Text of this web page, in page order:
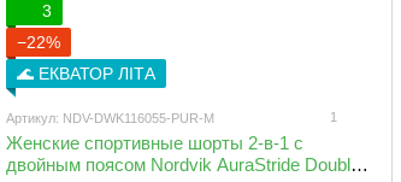
3
−22%
🌊 ЕКВАТОР ЛІТА
Артикул: NDV-DWK116055-PUR-M 1
Женские спортивные шорты 2-в-1 с
двойным поясом Nordvik AuraStride Double-